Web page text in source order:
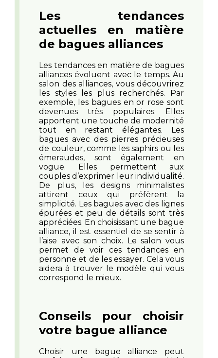
Les tendances
actuelles en matière
de bagues alliances
Les tendances en matière de bagues
alliances évoluent avec le temps. Au
salon des alliances, vous découvrirez
les styles les plus recherchés. Par
exemple, les bagues en or rose sont
devenues très populaires. Elles
apportent une touche de modernité
tout en restant élégantes. Les
bagues avec des pierres précieuses
de couleur, comme les saphirs ou les
émeraudes, sont également en
vogue. Elles permettent aux
couples d’exprimer leur individualité.
De plus, les designs minimalistes
attirent ceux qui préfèrent la
simplicité. Les bagues avec des lignes
épurées et peu de détails sont très
appréciées. En choisissant une bague
alliance, il est essentiel de se sentir à
l’aise avec son choix. Le salon vous
permet de voir ces tendances en
personne et de les essayer. Cela vous
aidera à trouver le modèle qui vous
correspond le mieux.
Conseils pour choisir
votre bague alliance
Choisir une bague alliance peut